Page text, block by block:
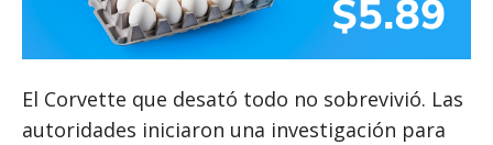
El Corvette que desató todo no sobrevivió. Las
autoridades iniciaron una investigación para